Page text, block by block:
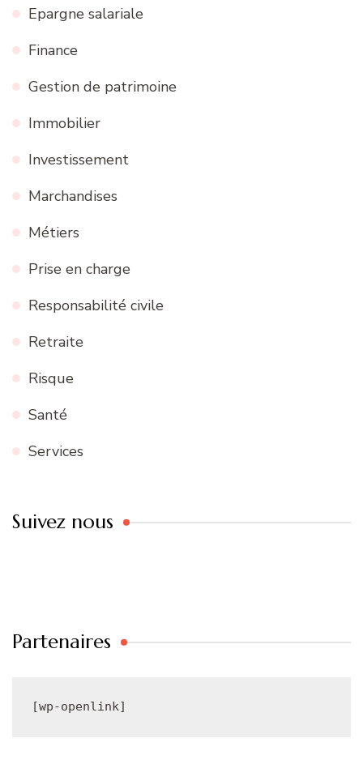
Epargne salariale
Finance
Gestion de patrimoine
Immobilier
Investissement
Marchandises
Métiers
Prise en charge
Responsabilité civile
Retraite
Risque
Santé
Services
Suivez nous
Partenaires
[wp-openlink]